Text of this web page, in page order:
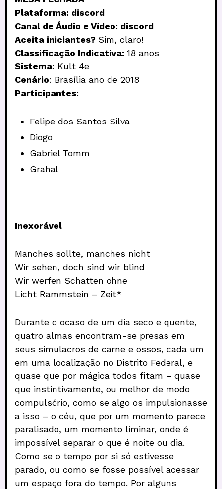
Plataforma: discord
Canal de Áudio e Vídeo: discord
Aceita iniciantes? Sim, claro!
Classificação Indicativa: 18 anos
Sistema: Kult 4e
Cenário: Brasília ano de 2018
Participantes:
Felipe dos Santos Silva
Diogo
Gabriel Tomm
Grahal
Inexorável
Manches sollte, manches nicht
Wir sehen, doch sind wir blind
Wir werfen Schatten ohne
Licht Rammstein – Zeit*
Durante o ocaso de um dia seco e quente,
quatro almas encontram-se presas em
seus simulacros de carne e ossos, cada um
em uma localização no Distrito Federal, e
quase que por mágica todos fitam – quase
que instintivamente, ou melhor de modo
compulsório, como se algo os impulsionasse
a isso – o céu, que por um momento parece
paralisado, um momento liminar, onde é
impossível separar o que é noite ou dia.
Como se o tempo por si só estivesse
parado, ou como se fosse possível acessar
um espaço fora do tempo. Por alguns